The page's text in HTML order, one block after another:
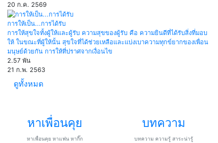
20 ก.ค. 2569
การให้เป็น...การได้รับ
การให้สุขใจทั้งผู้ให้และผู้รับ ความสุขของผู้รับ คือ ความยินดีที่ได้รับสิ่งที่มอบ
ให้ ในขณะที่ผู้ให้นั้น สุขใจที่ได้ช่วยเหลือและแบ่งเบาความทุกข์ยากของเพื่อน
มนุษย์ด้วยกัน การให้ที่ปราศจากเงื่อนไข
2.57 พัน
21 ก.พ. 2563
ดูทั้งหมด
หาเพื่อนคุย
หาเพื่อนคุย หาแฟน หากิ๊ก
บทความ
บทความ ความรู้ สาระน่ารู้